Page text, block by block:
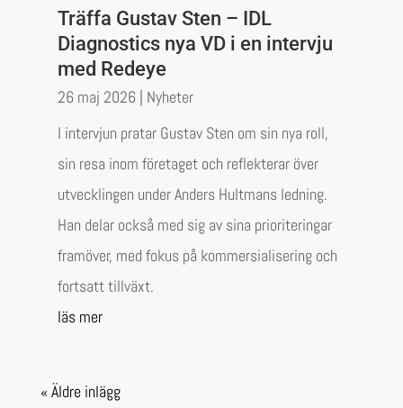
Träffa Gustav Sten – IDL
Diagnostics nya VD i en intervju
med Redeye
26 maj 2026| Nyheter
I intervjun pratar Gustav Sten om sin nya roll,
sin resa inom företaget och reflekterar över
utvecklingen under Anders Hultmans ledning.
Han delar också med sig av sina prioriteringar
framöver, med fokus på kommersialisering och
fortsatt tillväxt.
läs mer
« Äldre inlägg